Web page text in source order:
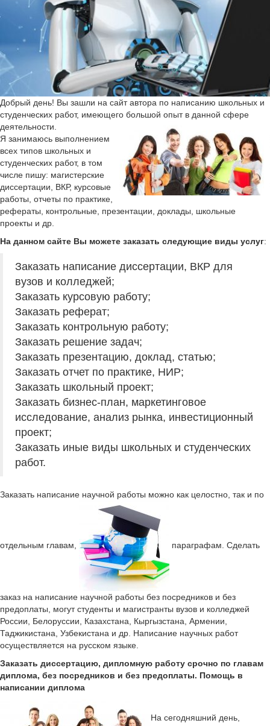
Добрый день! Вы зашли на сайт автора по написанию школьных и
студенческих работ, имеющего большой опыт в данной сфере
деятельности.
Я занимаюсь выполнением
всех типов школьных и
студенческих работ, в том
числе пишу: магистерские
диссертации, ВКР, курсовые
работы, отчеты по практике,
рефераты, контрольные, презентации, доклады, школьные
проекты и др.
На данном сайте Вы можете заказать следующие виды услуг:
Заказать написание диссертации, ВКР для
вузов и колледжей;
Заказать курсовую работу;
Заказать реферат;
Заказать контрольную работу;
Заказать решение задач;
Заказать презентацию, доклад, статью;
Заказать отчет по практике, НИР;
Заказать школьный проект;
Заказать бизнес-план, маркетинговое
исследование, анализ рынка, инвестиционный
проект;
Заказать иные виды школьных и студенческих
работ.
Заказать написание научной работы можно как целостно, так и по
отдельным главам, параграфам. Сделать
заказ на написание научной работы без посредников и без
предоплаты, могут студенты и магистранты вузов и колледжей
России, Белоруссии, Казахстана, Кыргызстана, Армении,
Таджикистана, Узбекистана и др. Написание научных работ
осуществляется на русском языке.
Заказать диссертацию, дипломную работу срочно по главам
диплома, без посредников и без предоплаты. Помощь в
написании диплома
На сегодняшний день,